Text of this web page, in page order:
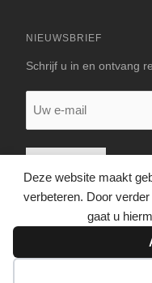
Deze website maakt
verbeteren. Door
gaat u
NIEUWSBRIEF
Schrijf u in en ontvang
e-